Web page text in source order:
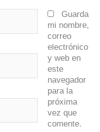
Guarda
mi nombre,
correo
electrónico
y web en
este
navegador
para la
próxima
vez que
comente.